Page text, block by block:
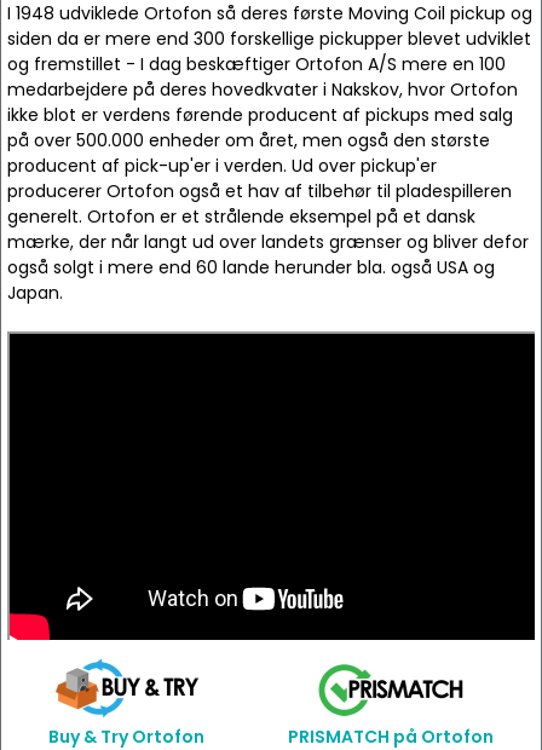
I 1948 udviklede Ortofon så deres første Moving Coil pickup og
siden da er mere end 300 forskellige pickupper blevet udviklet
og fremstillet - I dag beskæftiger Ortofon A/S mere en 100
medarbejdere på deres hovedkvater i Nakskov, hvor Ortofon
ikke blot er verdens førende producent af pickups med salg
på over 500.000 enheder om året, men også den største
producent af pick-up'er i verden. Ud over pickup'er
producerer Ortofon også et hav af tilbehør til pladespilleren
generelt. Ortofon er et strålende eksempel på et dansk
mærke, der når langt ud over landets grænser og bliver defor
også solgt i mere end 60 lande herunder bla. også USA og
Japan.
Buy & Try Ortofon PRISMATCH på Ortofon